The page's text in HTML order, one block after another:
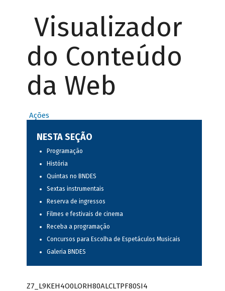
Visualizador
do Conteúdo
da Web
Ações
NESTA SEÇÃO
Programação
História
Quintas no BNDES
Sextas instrumentais
Reserva de ingressos
Filmes e festivais de cinema
Receba a programação
Concursos para Escolha de Espetáculos Musicais
Galeria BNDES
Z7_L9KEH4O0LORH80ALCLTPF80SI4